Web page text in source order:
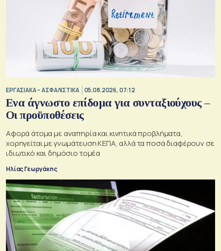
ΕΡΓΑΣΙΑΚΑ – ΑΣΦΑΛΙΣΤΙΚΑ 05.08.2026, 07:12
Ενα άγνωστο επίδομα για συνταξιούχους –
Οι προϋποθέσεις
Αφορά άτομα με αναπηρία και κινητικά προβλήματα,
χορηγείται με γνωμάτευση ΚΕΠΑ, αλλά τα ποσά διαφέρουν σε
ιδιωτικό και δημόσιο τομέα
Ηλίας Γεωργάκης